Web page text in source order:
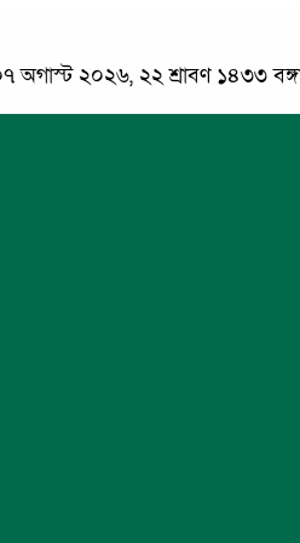
অগাস্ট ২০২৬, ২২ শ্রাবণ ১৪৩৩